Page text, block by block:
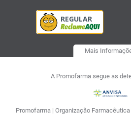
Mais
A Promofarma segue as
Promofarma | Organização